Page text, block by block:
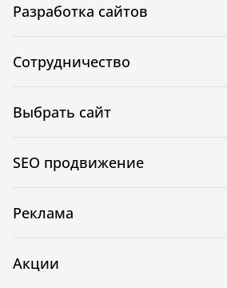
Разработка сайтов
Сотрудничество
Выбрать сайт
SEO продвижение
Реклама
Акции